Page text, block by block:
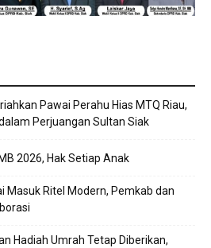
Pawai Perahu Hias MTQ Riau,
Perjuangan Sultan Siak
2026, Hak Setiap Anak
Masuk Ritel Modern, Pemkab dan
Hadiah Umrah Tetap Diberikan,